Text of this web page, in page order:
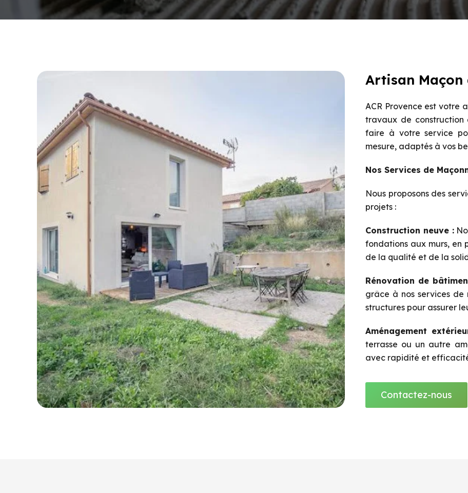
Artisan
ACR Provence est votre
travaux de construction
faire à votre service
mesure, adaptés à vos
Nos Services de
Nous proposons des
projets :
Construction neuve :
fondations aux murs, en
de la qualité et de la
Rénovation de
grâce à nos services de
structures pour assurer
Aménagement
terrasse ou un autre
avec rapidité et
Contactez-nous